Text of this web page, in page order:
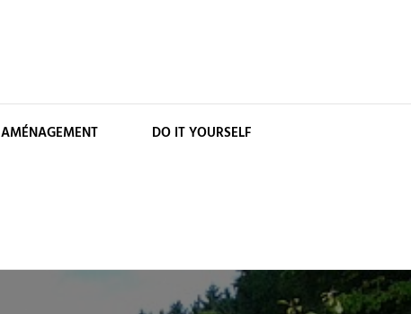
AMÉNAGEMENT DO IT YOURSELF